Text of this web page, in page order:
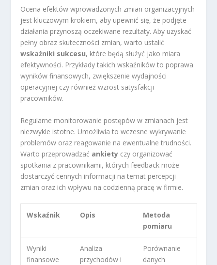
Ocena efektów wprowadzonych zmian organizacyjnych
jest kluczowym krokiem, aby upewnić się, że podjęte
działania przynoszą oczekiwane rezultaty. Aby uzyskać
pełny obraz skuteczności zmian, warto ustalić
wskaźniki sukcesu, które będą służyć jako miara
efektywności. Przykłady takich wskaźników to poprawa
wyników finansowych, zwiększenie wydajności
operacyjnej czy również wzrost satysfakcji
pracowników.
Regularne monitorowanie postępów w zmianach jest
niezwykle istotne. Umożliwia to wczesne wykrywanie
problemów oraz reagowanie na ewentualne trudności.
Warto przeprowadzać ankiety czy organizować
spotkania z pracownikami, których feedback może
dostarczyć cennych informacji na temat percepcji
zmian oraz ich wpływu na codzienną pracę w firmie.
Wskaźnik Opis
Metoda
pomiaru
Wyniki
finansowe
Analiza
przychodów i
Porównanie
danych